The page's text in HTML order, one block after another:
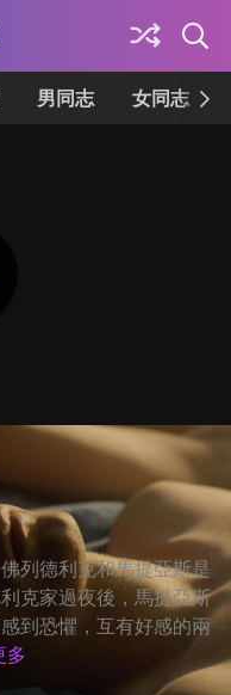
男同志 女同志
列德利克和馬提亞斯是
克家過夜後，馬提亞斯
到恐懼，互有好感的兩
多